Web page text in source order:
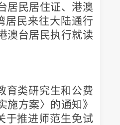
居民居住证、港澳
居民来往大陆通行
澳台居民执行就读
育类研究生和公费
施方案〉的通知》
于推进师范生免试